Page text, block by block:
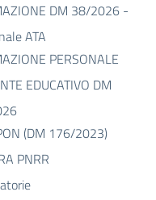
DM 38/2026 -
ATA
PERSONALE
EDUCATIVO DM
(DM 176/2023)
PNRR